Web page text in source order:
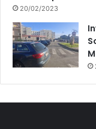
20/02/2023